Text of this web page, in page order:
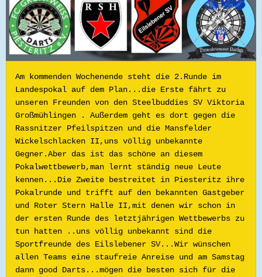
Am kommenden Wochenende steht die 2.Runde im
Landespokal auf dem Plan...die Erste fährt zu
unseren Freunden von den Steelbuddies SV Viktoria
Großmühlingen . Außerdem geht es dort gegen die
Rassnitzer Pfeilspitzen und die Mansfelder
Wickelschlacken II,uns völlig unbekannte
Gegner.Aber das ist das schöne an diesem
Pokalwettbewerb,man lernt ständig neue Leute
kennen...Die Zweite bestreitet in Piesteritz ihre
Pokalrunde und trifft auf den bekannten Gastgeber
und Roter Stern Halle II,mit denen wir schon in
der ersten Runde des letztjährigen Wettbewerbs zu
tun hatten ..uns völlig unbekannt sind die
Sportfreunde des Eilslebener SV...Wir wünschen
allen Teams eine staufreie Anreise und am Samstag
dann good Darts...mögen die besten sich für die